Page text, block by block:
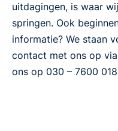
uitdagingen, is waar
springen. Ook
informatie? We staan
contact met ons op
ons op 030 – 7600